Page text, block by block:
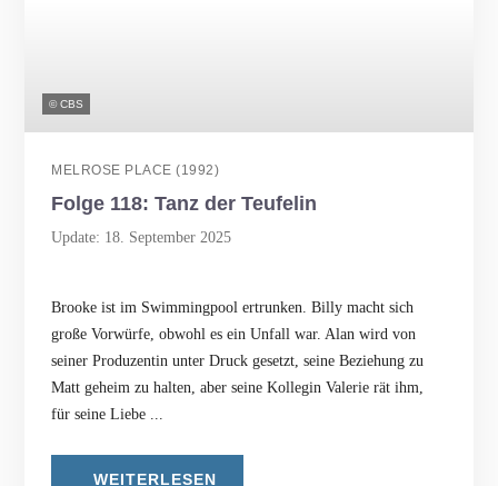
© CBS
MELROSE PLACE (1992)
Folge 118: Tanz der Teufelin
Update: 18. September 2025
Brooke ist im Swimmingpool ertrunken. Billy macht sich
große Vorwürfe, obwohl es ein Unfall war. Alan wird von
seiner Produzentin unter Druck gesetzt, seine Beziehung zu
Matt geheim zu halten, aber seine Kollegin Valerie rät ihm,
für seine Liebe ...
WEITERLESEN